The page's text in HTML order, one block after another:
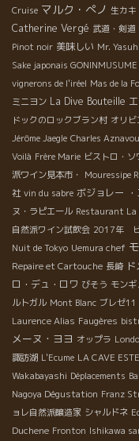
Cruise マルク・ぺノ 生カキ
Catherine Vergé 武道・剣道
Pinot noir 美味しい Mr.
Sake japonais GONINMUSUME
vignerons de l'iréel Mas de la
ミニヨン La Dive Bouteille
ドックのロックブラン村 オリ
Jérôme Jaegle Charles
Voilà Frère Marie ビストロ・ソ
派ワイン見本市・ Mouressipe
社 vin du sabre ボジョレー
ヌ・ラピエール Restaurant La
自然派ワイン試飲会 2017年
Nuit de Tokyo Uemura chef
Repaire et Cartouche 長崎
ロ・デュ・ロワ びそう モン
ルトガル Mont Blanc ブレゼ11
Laurence Alias Faugères
メーヌ・ヨヨ オップラ
諏訪湖 L'Ecume LA CAVE
Wakabayashi Déplacements
Nagoya Dégustation Franz
ョレ自然派醸造家 シャルドネ
Duchene Fronton Ishikawa